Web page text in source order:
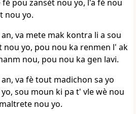
pou zansèt nou yo, l'a fè nou
nou yo.
va mete mak kontra li a sou
nou yo, pou nou ka renmen l' ak
nou, pou nou ka gen lavi.
va fè tout madichon sa yo
sou moun ki pa t' vle wè nou
nou yo.